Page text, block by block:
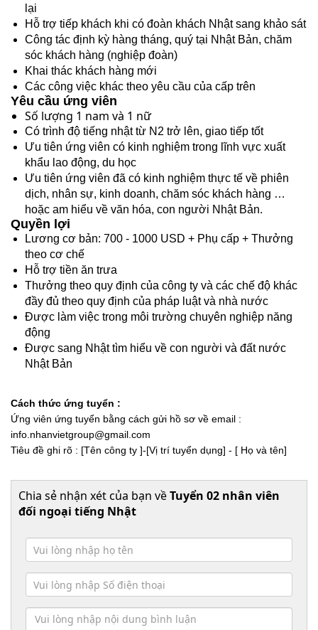
lại
Hỗ trợ tiếp khách khi có đoàn khách Nhật sang khảo sát
Công tác định kỳ hàng tháng, quý tại Nhật Bản, chăm
sóc khách hàng (nghiệp đoàn)
Khai thác khách hàng mới
Các công việc khác theo yêu cầu của cấp trên
Yêu cầu ứng viên
Số lượng 1 nam và 1 nữ
Có trình độ tiếng nhật từ N2 trở lên, giao tiếp tốt
Ưu tiên ứng viên có kinh nghiệm trong lĩnh vực xuất
khẩu lao động, du học
Ưu tiên ứng viên đã có kinh nghiệm thực tế về phiên
dịch, nhân sự, kinh doanh, chăm sóc khách hàng …
hoặc am hiểu về văn hóa, con người Nhật Bản.
Quyền lợi
Lương cơ bản: 700 - 1000 USD + Phụ cấp + Thưởng
theo cơ chế
Hỗ trợ tiền ăn trưa
Thưởng theo quy định của công ty và các chế độ khác
đầy đủ theo quy định của pháp luật và nhà nước
Được làm việc trong môi trường chuyên nghiệp năng
động
Được sang Nhật tìm hiểu về con người và đất nước
Nhật Bản
Cách thức ứng tuyển :
Ứng viên ứng tuyển bằng cách gửi hồ sơ về email :
info.nhanvietgroup@gmail.com
Tiêu đề ghi rõ : [Tên công ty ]-[Vị trí tuyển dụng] - [ Họ và tên]
Chia sẻ nhận xét của bạn vềTuyển 02 nhân viên
đối ngoại tiếng Nhật